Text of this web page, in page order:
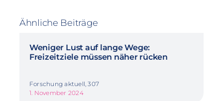
Ähnliche Beiträge
Weniger Lust auf lange Wege:
Freizeitziele müssen näher rücken
Forschung aktuell, 307
1. November 2024